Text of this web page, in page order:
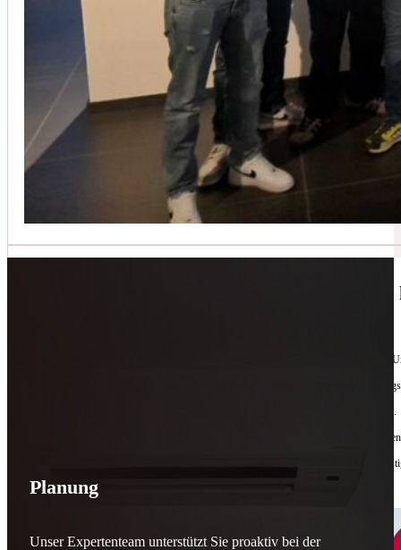
🔧 Geräte-Retter-Prämie – Weil
Manchmal braucht es nur eine zweite Chance. Für Geräte. Für Ressourcen. Für unsere
reparieren wir, was andere
Jede gerettete Maschine zählt. Jeder reparierte Motor wirkt. Jede Entscheidung macht
Reparieren statt wegwerfen. Verantwortung statt Verschwendung. Zukunft statt
Schicker. Wir bringen’s wieder zum Laufen.
Jetzt kontaktieren
Planung
Unser Expertenteam unterstützt Sie proaktiv bei der